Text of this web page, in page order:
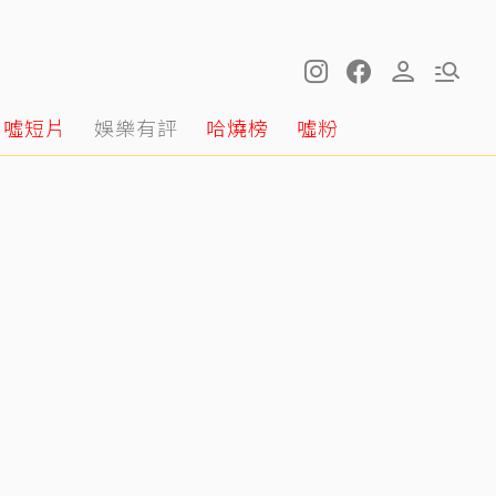
噓短片 娛樂有評 哈燒榜 噓粉